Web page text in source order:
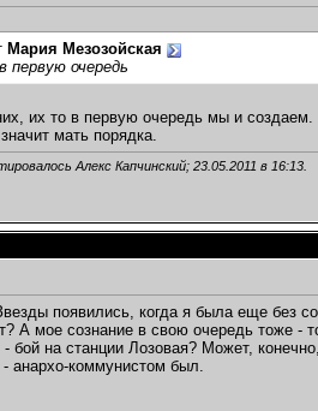
Мария Мезозойская
первую очередь
их то в первую очередь мы и
мать порядка.
Алекс Капчинский; 23.05.2011 в 16:13
появились, когда я была еще без
А мое сознание в свою очередь тоже -
бой на станции Лозовая? Может,
анархо-коммунистом был.